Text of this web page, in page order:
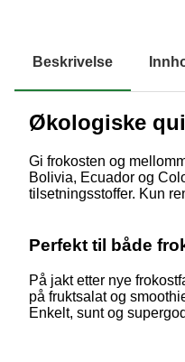
Beskrivelse
Økologiske
Gi frokosten og
Bolivia, Ecuador og
tilsetningsstoffer. Kun
Perfekt til både
På jakt etter nye
på fruktsalat og
Enkelt, sunt og